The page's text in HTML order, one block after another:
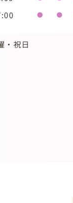
● ●
・祝日